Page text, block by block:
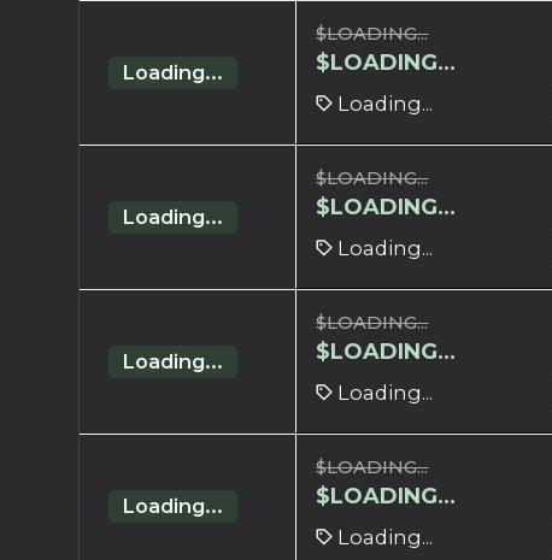
Loading...
$LOADING...
$LOADING...
Loading...
Loading...
$LOADING...
$LOADING...
Loading...
Loading...
$LOADING...
$LOADING...
Loading...
Loading...
$LOADING...
$LOADING...
Loading...